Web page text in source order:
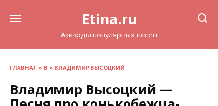
Etina.ru
Аккорды популярных песен
ГЛАВНАЯ » В » ВЛАДИМИР ВЫСОЦКИЙ
Владимир Высоцкий —